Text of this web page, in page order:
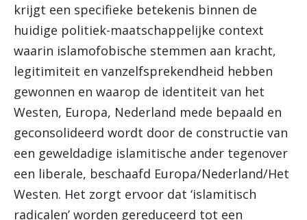
krijgt een specifieke betekenis binnen de
huidige politiek-maatschappelijke context
waarin islamofobische stemmen aan kracht,
legitimiteit en vanzelfsprekendheid hebben
gewonnen en waarop de identiteit van het
Westen, Europa, Nederland mede bepaald en
geconsolideerd wordt door de constructie van
een geweldadige islamitische ander tegenover
een liberale, beschaafd Europa/Nederland/Het
Westen. Het zorgt ervoor dat ‘islamitisch
radicalen’ worden gereduceerd tot een